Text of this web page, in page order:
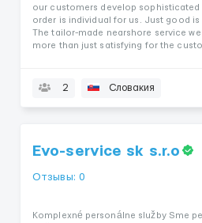
our customers develop sophisticated
order is individual for us. Just good
The tailor-made nearshore service
more than just satisfying for the
2 Словакия
Evo-service sk s.r.o
Отзывы: 0
Komplexné personálne služby Sme